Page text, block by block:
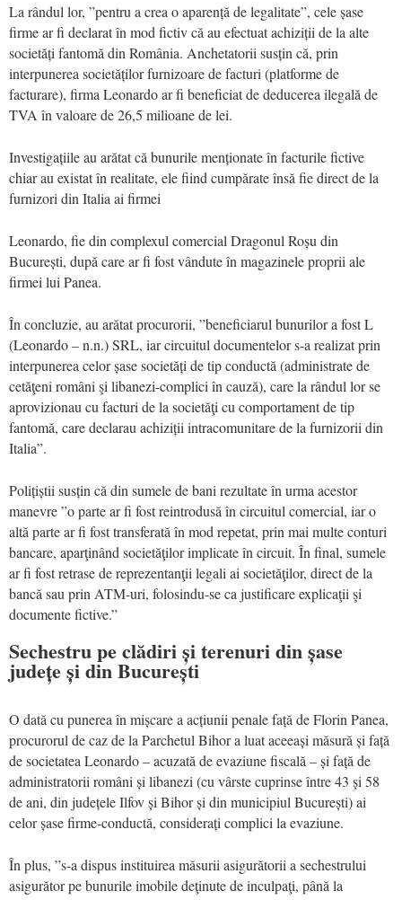
La rândul lor, ”pentru a crea o aparență de legalitate”, cele șase
firme ar fi declarat în mod fictiv că au efectuat achiziții de la alte
societăți fantomă din România. Anchetatorii susțin că, prin
interpunerea societăților furnizoare de facturi (platforme de
facturare), firma Leonardo ar fi beneficiat de deducerea ilegală de
TVA în valoare de 26,5 milioane de lei.
Investigațiile au arătat că bunurile menționate în facturile fictive
chiar au existat în realitate, ele fiind cumpărate însă fie direct de la
furnizori din Italia ai firmei
Leonardo, fie din complexul comercial Dragonul Roșu din
București, după care ar fi fost vândute în magazinele proprii ale
firmei lui Panea.
În concluzie, au arătat procurorii, ”beneficiarul bunurilor a fost L
(Leonardo – n.n.) SRL, iar circuitul documentelor s-a realizat prin
interpunerea celor șase societăți de tip conductă (administrate de
cetăţeni români şi libanezi-complici în cauză), care la rândul lor se
aprovizionau cu facturi de la societăţi cu comportament de tip
fantomă, care declarau achiziții intracomunitare de la furnizorii din
Italia”.
Polițiștii susțin că din sumele de bani rezultate în urma acestor
manevre ”o parte ar fi fost reintrodusă în circuitul comercial, iar o
altă parte ar fi fost transferată în mod repetat, prin mai multe conturi
bancare, aparţinând societăţilor implicate în circuit. În final, sumele
ar fi fost retrase de reprezentanţii legali ai societăţilor, direct de la
bancă sau prin ATM-uri, folosindu-se ca justificare explicaţii şi
documente fictive.”
Sechestru pe clădiri și terenuri din șase
județe și din București
O dată cu punerea în mișcare a acțiunii penale față de Florin Panea,
procurorul de caz de la Parchetul Bihor a luat aceeași măsură și față
de societatea Leonardo – acuzată de evaziune fiscală – și față de
administratorii români și libanezi (cu vârste cuprinse între 43 și 58
de ani, din județele Ilfov și Bihor și din municipiul București) ai
celor șase firme-conductă, considerați complici la evaziune.
În plus, ”s-a dispus instituirea măsurii asigurătorii a sechestrului
asigurător pe bunurile imobile deţinute de inculpaţi, până la